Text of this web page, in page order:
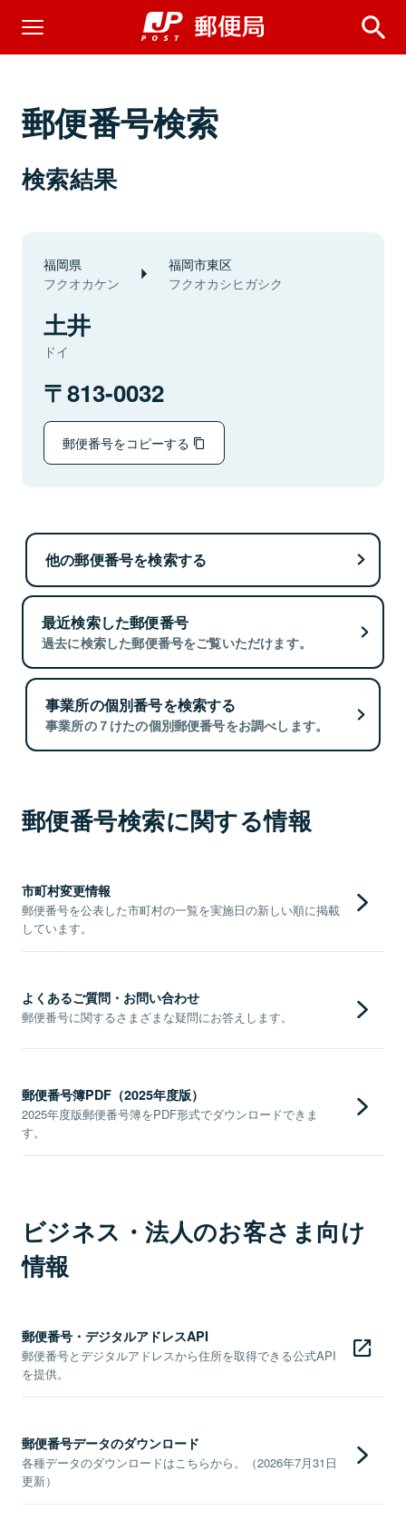
郵便番号検索
検索結果
福岡県
フクオカケン
福岡市東区
フクオカシヒガシク
土井
ドイ
813-0032
郵便番号をコピーする
他の郵便番号を検索する
最近検索した郵便番号
過去に検索した郵便番号をご覧いただけます。
事業所の個別番号を検索する
事業所の７けたの個別郵便番号をお調べします。
郵便番号検索に関する情報
市町村変更情報
郵便番号を公表した市町村の一覧を実施日の新しい順に掲載
しています。
よくあるご質問・お問い合わせ
郵便番号に関するさまざまな疑問にお答えします。
郵便番号簿PDF（2025年度版）
2025年度版郵便番号簿をPDF形式でダウンロードできま
す。
ビジネス・法人のお客さま向け
情報
郵便番号・デジタルアドレスAPI
郵便番号とデジタルアドレスから住所を取得できる公式API
を提供。
郵便番号データのダウンロード
各種データのダウンロードはこちらから。（2026年7月31日
更新）